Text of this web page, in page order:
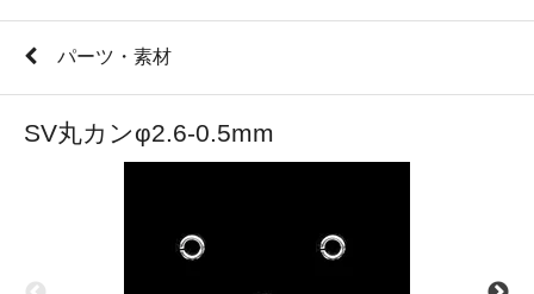
パーツ・素材
SV丸カンφ2.6-0.5mm